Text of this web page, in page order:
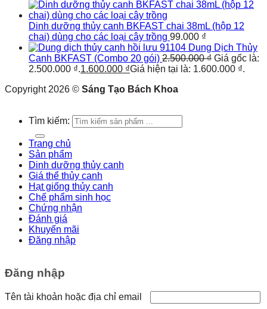
Dinh dưỡng thủy canh BKFAST chai 38mL (hộp 12
chai) dùng cho các loại cây trồng 99.000 ₫
Dung Dịch Thủy
Canh BKFAST (Combo 20 gói) 2.500.000₫ Giá gốc là:
2.500.000 ₫.1.600.000 ₫Giá hiện tại là: 1.600.000 ₫.
Copyright 2026 © Sáng Tạo Bách Khoa
Tìm kiếm:
Trang chủ
Sản phẩm
Dinh dưỡng thủy canh
Giá thể thủy canh
Hạt giống thủy canh
Chế phẩm sinh học
Chứng nhận
Đánh giá
Khuyến mãi
Đăng nhập
Đăng nhập
Tên tài khoản hoặc địa chỉ email